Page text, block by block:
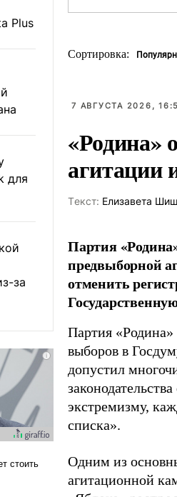
Plus
для
за
Сортировка:
7 АВГУСТА 2026,
«Родина»
агитации
Tекст: Елизавета
Партия
предвыборной
отменить
Партия «Родина»
выборов в
допустил
экстремизму,
списка».
Одним из
агитационной